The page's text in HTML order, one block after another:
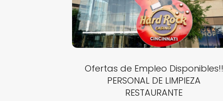
Ofertas de Empleo Disponibles!!
PERSONAL DE LIMPIEZA
RESTAURANTE